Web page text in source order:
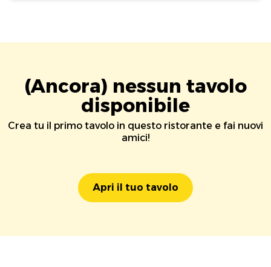
(Ancora) nessun tavolo
disponibile
Crea tu il primo tavolo in questo ristorante e fai nuovi
amici!
Apri il tuo tavolo